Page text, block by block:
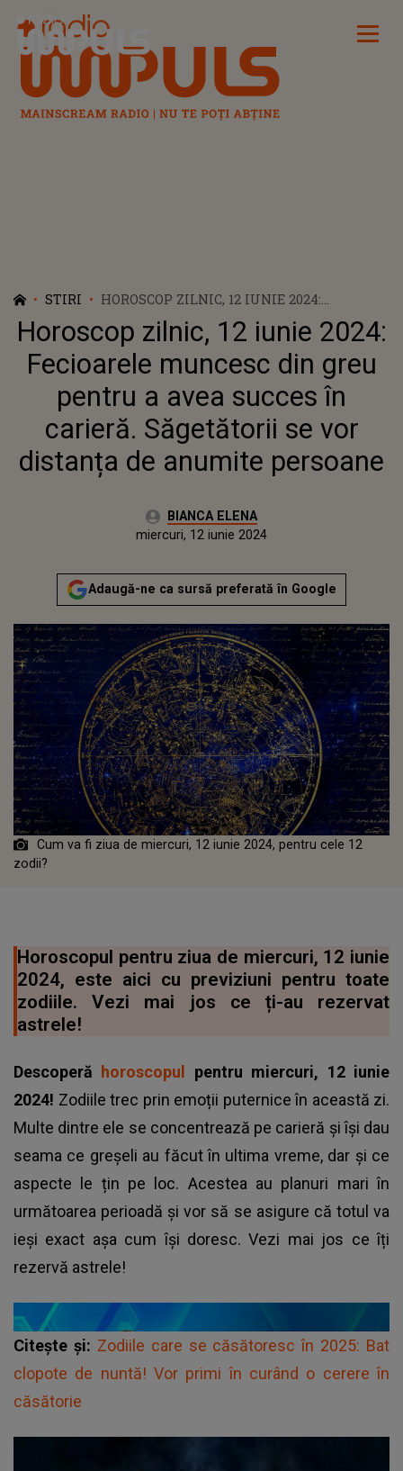
Radio Impuls
STIRI
HOROSCOP ZILNIC, 12 IUNIE 2024:
FECIOARELE MUNCESC DIN GREU PENTRU
A AVEA SUCCES ÎN CARIERĂ. SĂGETĂTORII
SE VOR DISTANȚA DE ANUMITE PERSOANE
Horoscop zilnic, 12 iunie 2024:
Fecioarele muncesc din greu
pentru a avea succes în
carieră. Săgetătorii se vor
distanța de anumite persoane
Autor:BIANCA ELENA
Actualizat:
miercuri, 12 iunie 2024
Adaugă-ne ca sursă preferată în Google
Cum va fi ziua de miercuri, 12 iunie 2024, pentru cele 12
zodii?
Horoscopul pentru ziua de miercuri, 12 iunie
2024, este aici cu previziuni pentru toate
zodiile. Vezi mai jos ce ți-au rezervat
astrele!
Descoperă horoscopul pentru miercuri, 12 iunie
2024! Zodiile trec prin emoții puternice în această zi.
Multe dintre ele se concentrează pe carieră și își dau
seama ce greșeli au făcut în ultima vreme, dar și ce
aspecte le țin pe loc. Acestea au planuri mari în
următoarea perioadă și vor să se asigure că totul va
ieși exact așa cum își doresc. Vezi mai jos ce îți
rezervă astrele!
Citește și: Zodiile care se căsătoresc în 2025: Bat
clopote de nuntă! Vor primi în curând o cerere în
căsătorie